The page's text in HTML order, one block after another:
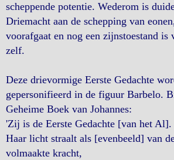
scheppende potentie. Wederom is
Driemacht aan de schepping van
voorafgaat en nog een zijnstoestand is
zelf.
Deze drievormige Eerste Gedachte
gepersonifieerd in de figuur Barbelo.
Geheime Boek van Johannes:
'Zij is de Eerste Gedachte [van het Al].
Haar licht straalt als [evenbeeld] van
volmaakte kracht,